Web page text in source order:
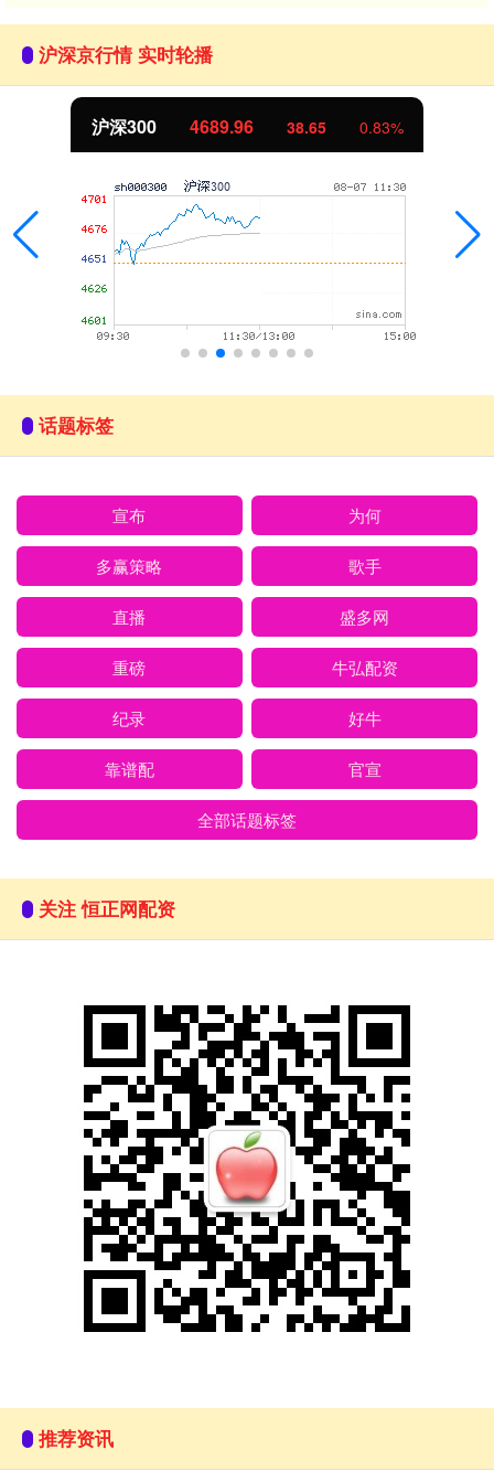
沪深京行情 实时轮播
沪深300 4689.96 38.65 0.83%
话题标签
宣布 为何
多赢策略 歌手
直播 盛多网
重磅 牛弘配资
纪录 好牛
靠谱配 官宣
全部话题标签
关注 恒正网配资
推荐资讯